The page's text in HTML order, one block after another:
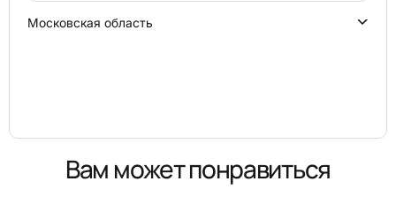
Московская область
Вам может понравиться